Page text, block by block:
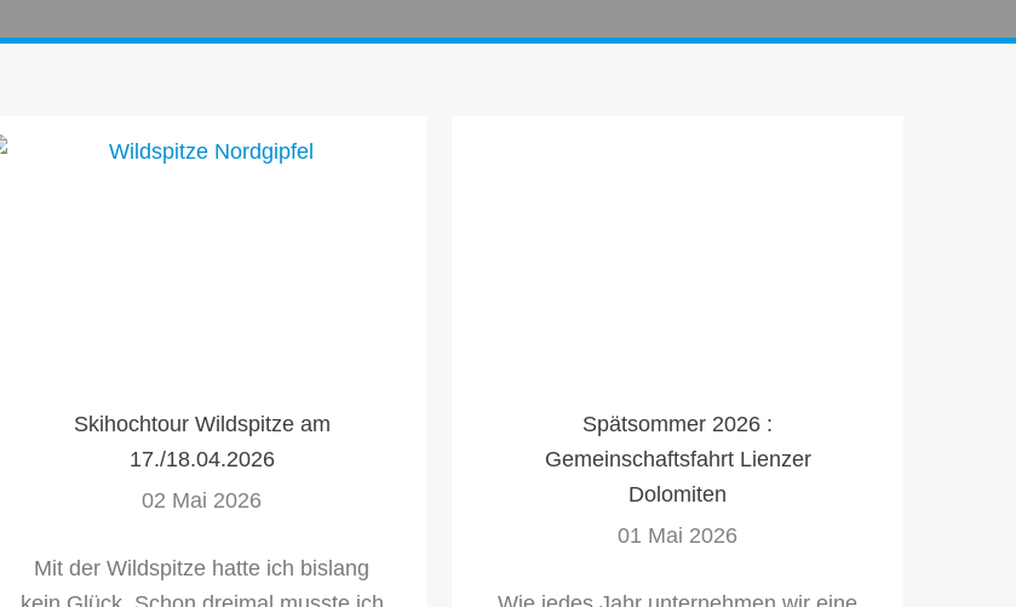
Skihochtour Wildspitze am
17./18.04.2026
02 Mai 2026
Mit der Wildspitze hatte ich bislang
Spätsommer 2026 :
Gemeinschaftsfahrt Lienzer
Dolomiten
01 Mai 2026